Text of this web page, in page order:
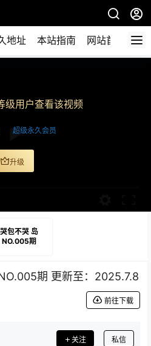
地址 本站指南 网站首页
级用户查看该视频
超级永久会员
升级
包不哭 岛
NO.005期
期 更新至：2025.7.8
前往下载
关注 私信